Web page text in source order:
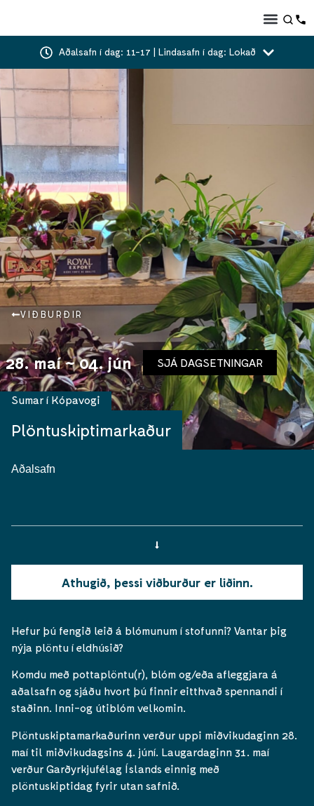
Aðalsafn í dag: 11-17 | Lindasafn í dag: Lokað
VIÐBURÐIR
28. maí ~ 04. jún SJÁ DAGSETNINGAR
Plöntuskiptimarkaður
Sumar í Kópavogi
Aðalsafn
Athugið, þessi viðburður er liðinn.
Hefur þú fengið leið á blómunum í stofunni? Vantar þig
nýja plöntu í eldhúsið?
Komdu með pottaplöntu(r), blóm og/eða afleggjara á
aðalsafn og sjáðu hvort þú finnir eitthvað spennandi í
staðinn. Inni-og útiblóm velkomin.
Plöntuskiptamarkaðurinn verður uppi miðvikudaginn 28.
maí til miðvikudagsins 4. júní. Laugardaginn 31. maí
verður Garðyrkjufélag Íslands einnig með
plöntuskiptidag fyrir utan safnið.